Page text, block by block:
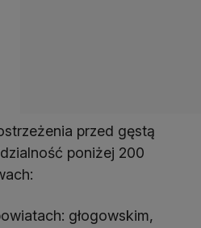
przed gęstą
poniżej 200
głogowskim,